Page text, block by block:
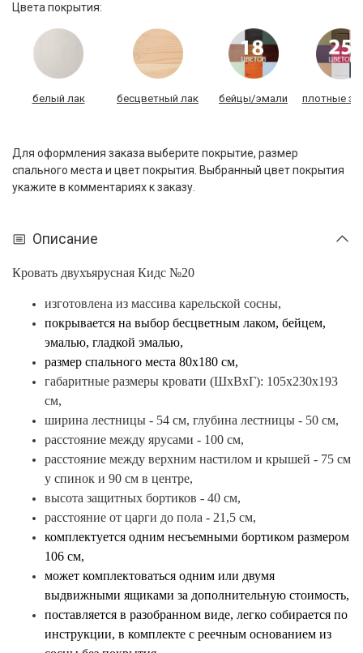
Цвета покрытия:
белый лак бесцветный лак бейцы/эмали плотные
Для оформления заказа выберите покрытие, размер
спального места и цвет покрытия. Выбранный цвет покрытия
укажите в комментариях к заказу.
Описание
Кровать двухъярусная Кидс №20
изготовлена из массива карельской сосны,
покрывается на выбор бесцветным лаком, бейцем,
эмалью, гладкой эмалью,
размер спального места 80x180 см,
габаритные размеры кровати (ШxВxГ): 105х230x193
см,
ширина лестницы - 54 см, глубина лестницы - 50 см,
расстояние между ярусами - 100 см,
расстояние между верхним настилом и крышей - 75 см
у спинок и 90 см в центре,
высота защитных бортиков - 40 см,
расстояние от царги до пола - 21,5 см,
комплектуется одним несъемными бортиком размером
106 см,
может комплектоваться одним или двумя
выдвижными ящиками за дополнительную стоимость,
поставляется в разобранном виде, легко собирается по
инструкции, в комплекте с реечным основанием из